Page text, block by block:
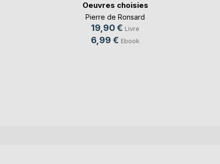
Oeuvres choisies
Pierre de Ronsard
19,90 € Livre
6,99 € Ebook